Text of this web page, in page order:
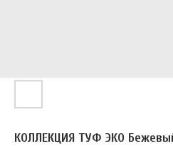
КОЛЛЕКЦИЯ ТУФ ЭКО